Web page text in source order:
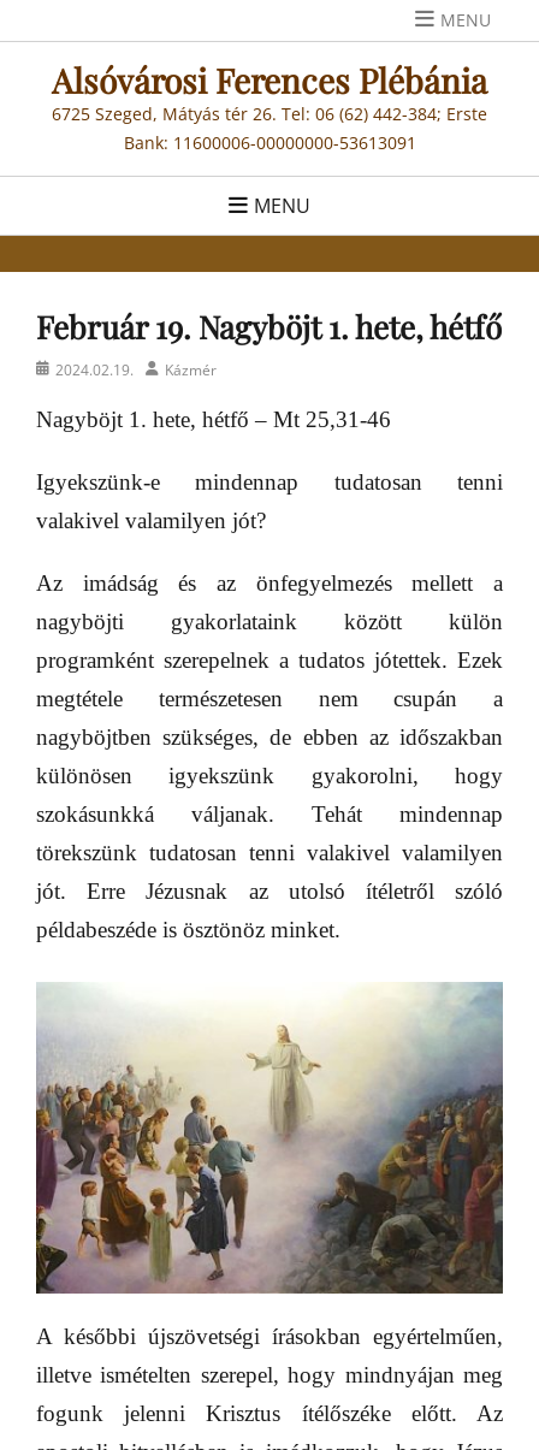
to
content
MENU
Alsóvárosi Ferences Plébánia
6725 Szeged, Mátyás tér 26. Tel: 06 (62) 442-384; Erste
Bank: 11600006-00000000-53613091
MENU
Február 19. Nagyböjt 1. hete, hétfő
Posted2024.02.19. AuthorKázmér
Nagyböjt 1. hete, hétfő – Mt 25,31-46
Igyekszünk-e mindennap tudatosan tenni
valakivel valamilyen jót?
Az imádság és az önfegyelmezés mellett a
nagyböjti gyakorlataink között külön
programként szerepelnek a tudatos jótettek. Ezek
megtétele természetesen nem csupán a
nagyböjtben szükséges, de ebben az időszakban
különösen igyekszünk gyakorolni, hogy
szokásunkká váljanak. Tehát mindennap
törekszünk tudatosan tenni valakivel valamilyen
jót. Erre Jézusnak az utolsó ítéletről szóló
példabeszéde is ösztönöz minket.
A későbbi újszövetségi írásokban egyértelműen,
illetve ismételten szerepel, hogy mindnyájan meg
fogunk jelenni Krisztus ítélőszéke előtt. Az